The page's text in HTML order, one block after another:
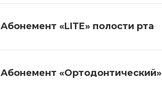
Абонемент «LITE» полости рта
Абонемент «Ортодонтический»